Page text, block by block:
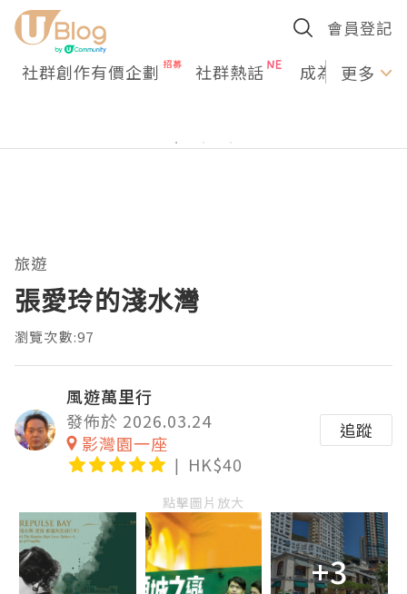
會員登記
社群創作有價企劃 社群熱話 成為U更多
旅遊
張愛玲的淺水灣
瀏覽次數:97
風遊萬里行
發佈於 2026.03.24
影灣園一座
HK$40
追蹤
點擊圖片放大
+3